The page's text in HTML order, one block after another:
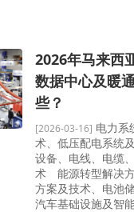
2026年马来西
数据中心及暖
些？
[2026-03-16] 电力系
术、低压配电系统
设备、电线、电缆
术 能源转型解决
方案及技术、电池
汽车基础设施及智